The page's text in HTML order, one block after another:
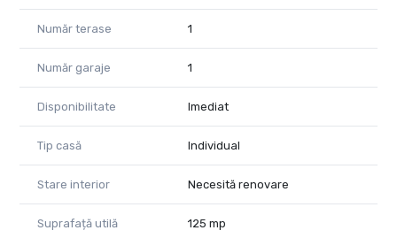
Remus Beiusanu- 0785 997 537
remus.beiusanu@propertylab.ro
CP2541444
Număr terase 1
Număr garaje 1
Disponibilitate Imediat
Tip casă Individual
Stare interior Necesită renovare
Suprafață utilă 125 mp